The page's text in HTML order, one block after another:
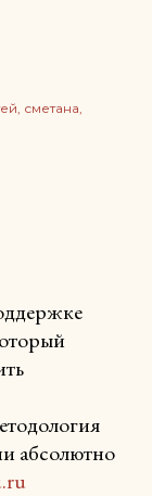
сметана
абсолютно